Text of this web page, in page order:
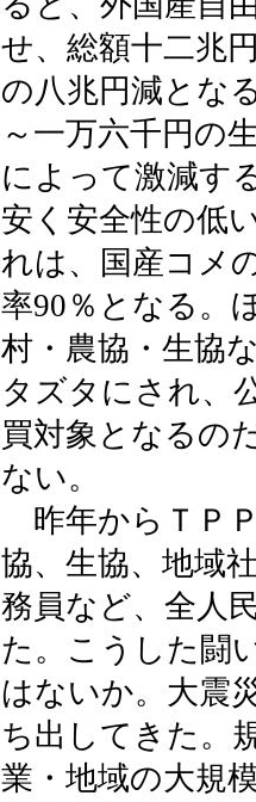
せ、総額十二兆
の八兆円減とな
～一万六千円の
によって激減す
安く安全性の低
れは、国産コメ
率90％となる。
村・農協・生協
タズタにされ、
買対象となるの
ない。
昨年からＴＰ
協、生協、地域
務員など、全人
た。こうした闘
はないか。大震
ち出してきた。
業・地域の大規